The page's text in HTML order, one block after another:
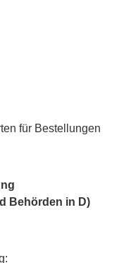
für Bestellungen
Behörden in D)